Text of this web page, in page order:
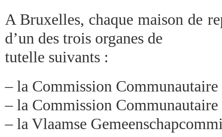
A Bruxelles, chaque maison de
d’un des trois organes de
tutelle suivants :
– la Commission
– la Commission
– la Vlaamse